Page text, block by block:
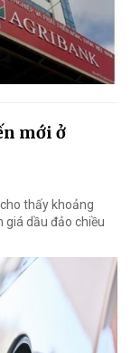
mới ở
thấy khoảng
giá dầu đảo chiều